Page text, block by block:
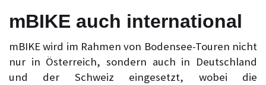
mBIKE auch international
mBIKE wird im Rahmen von Bodensee-Touren nicht
nur in Österreich, sondern auch in Deutschland
und der Schweiz eingesetzt, wobei die